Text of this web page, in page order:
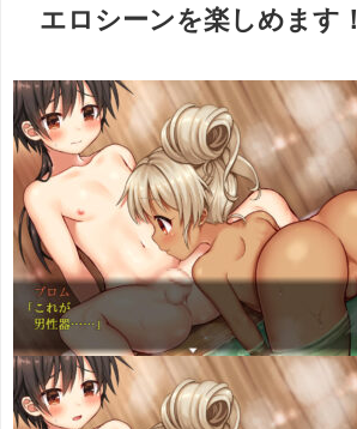
エロシーンを楽しめます！